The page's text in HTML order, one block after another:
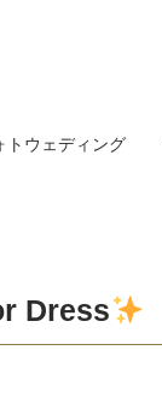
トウェディング
Dress